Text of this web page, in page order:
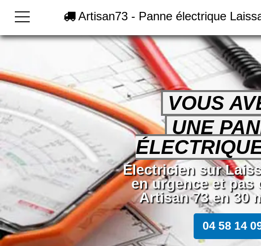
Artisan73 - Panne électrique
VOUS
UNE
Électricien sur
en urgence et pas
Artisan 73 en 30
04 58 14